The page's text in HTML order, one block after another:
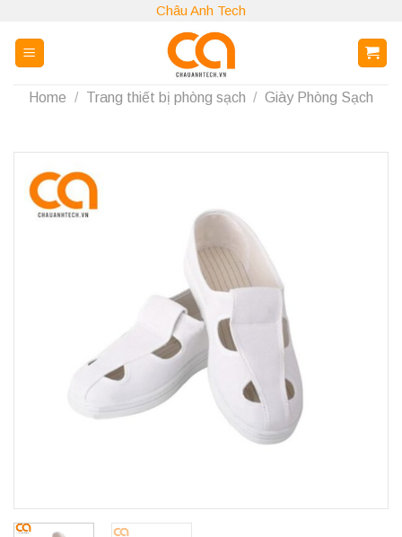
content
Châu Anh Tech
Home / Trang thiết bị phòng sạch / Giày Phòng Sạch